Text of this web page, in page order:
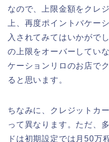
なので、上限金額をクレ
上、再度ポイントバケー
入されてみてはいかがで
の上限をオーバーしてい
ケーションリロのお店で
ると思います。
ちなみに、クレジットカ
って異なります。ただ、
ドは初期設定では月50万